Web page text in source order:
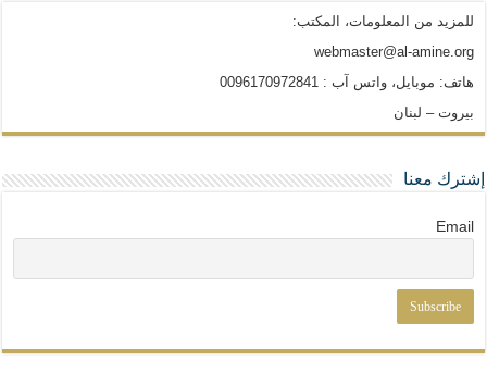
للمزيد من المعلومات، المكتب:
webmaster@al-amine.org
هاتف: موبايل، واتس آب : 0096170972841
بيروت – لبنان
إشترك معنا
Email